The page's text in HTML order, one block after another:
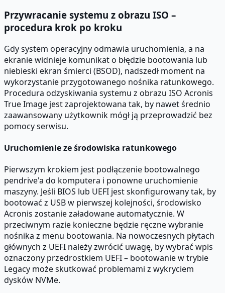
Przywracanie systemu z obrazu ISO –
procedura krok po kroku
Gdy system operacyjny odmawia uruchomienia, a na
ekranie widnieje komunikat o błędzie bootowania lub
niebieski ekran śmierci (BSOD), nadszedł moment na
wykorzystanie przygotowanego nośnika ratunkowego.
Procedura odzyskiwania systemu z obrazu ISO Acronis
True Image jest zaprojektowana tak, by nawet średnio
zaawansowany użytkownik mógł ją przeprowadzić bez
pomocy serwisu.
Uruchomienie ze środowiska ratunkowego
Pierwszym krokiem jest podłączenie bootowalnego
pendrive'a do komputera i ponowne uruchomienie
maszyny. Jeśli BIOS lub UEFI jest skonfigurowany tak, by
bootować z USB w pierwszej kolejności, środowisko
Acronis zostanie załadowane automatycznie. W
przeciwnym razie konieczne będzie ręczne wybranie
nośnika z menu bootowania. Na nowoczesnych płytach
głównych z UEFI należy zwrócić uwagę, by wybrać wpis
oznaczony przedrostkiem UEFI – bootowanie w trybie
Legacy może skutkować problemami z wykryciem
dysków NVMe.